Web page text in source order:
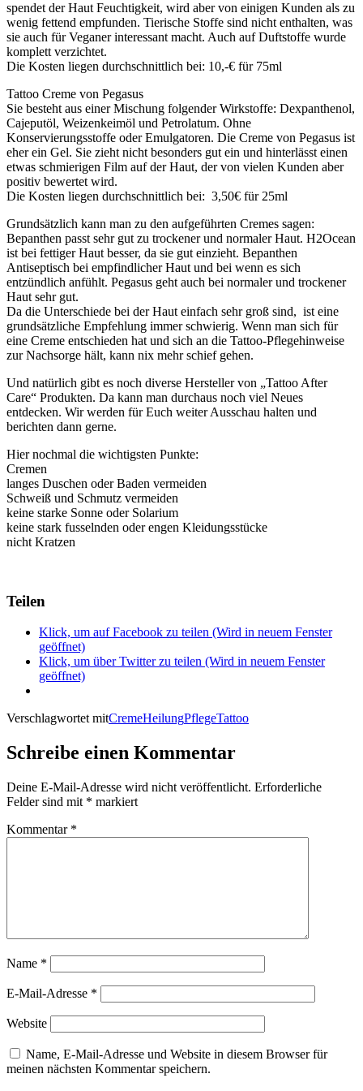
spendet der Haut Feuchtigkeit, wird aber von einigen Kunden als zu
wenig fettend empfunden. Tierische Stoffe sind nicht enthalten, was
sie auch für Veganer interessant macht. Auch auf Duftstoffe wurde
komplett verzichtet.
Die Kosten liegen durchschnittlich bei: 10,-€ für 75ml
Tattoo Creme von Pegasus
Sie besteht aus einer Mischung folgender Wirkstoffe: Dexpanthenol,
Cajeputöl, Weizenkeimöl und Petrolatum. Ohne
Konservierungsstoffe oder Emulgatoren. Die Creme von Pegasus ist
eher ein Gel. Sie zieht nicht besonders gut ein und hinterlässt einen
etwas schmierigen Film auf der Haut, der von vielen Kunden aber
positiv bewertet wird.
Die Kosten liegen durchschnittlich bei: 3,50€ für 25ml
Grundsätzlich kann man zu den aufgeführten Cremes sagen:
Bepanthen passt sehr gut zu trockener und normaler Haut. H2Ocean
ist bei fettiger Haut besser, da sie gut einzieht. Bepanthen
Antiseptisch bei empfindlicher Haut und bei wenn es sich
entzündlich anfühlt. Pegasus geht auch bei normaler und trockener
Haut sehr gut.
Da die Unterschiede bei der Haut einfach sehr groß sind, ist eine
grundsätzliche Empfehlung immer schwierig. Wenn man sich für
eine Creme entschieden hat und sich an die Tattoo-Pflegehinweise
zur Nachsorge hält, kann nix mehr schief gehen.
Und natürlich gibt es noch diverse Hersteller von „Tattoo After
Care“ Produkten. Da kann man durchaus noch viel Neues
entdecken. Wir werden für Euch weiter Ausschau halten und
berichten dann gerne.
Hier nochmal die wichtigsten Punkte:
Cremen
langes Duschen oder Baden vermeiden
Schweiß und Schmutz vermeiden
keine starke Sonne oder Solarium
keine stark fusselnden oder engen Kleidungsstücke
nicht Kratzen
Teilen
Klick, um auf Facebook zu teilen (Wird in neuem Fenster
geöffnet)
Klick, um über Twitter zu teilen (Wird in neuem Fenster
geöffnet)
Verschlagwortet mitCremeHeilungPflegeTattoo
Schreibe einen Kommentar
Deine E-Mail-Adresse wird nicht veröffentlicht. Erforderliche
Felder sind mit * markiert
Kommentar *
Name *
E-Mail-Adresse *
Website
Name, E-Mail-Adresse und Website in diesem Browser für
meinen nächsten Kommentar speichern.